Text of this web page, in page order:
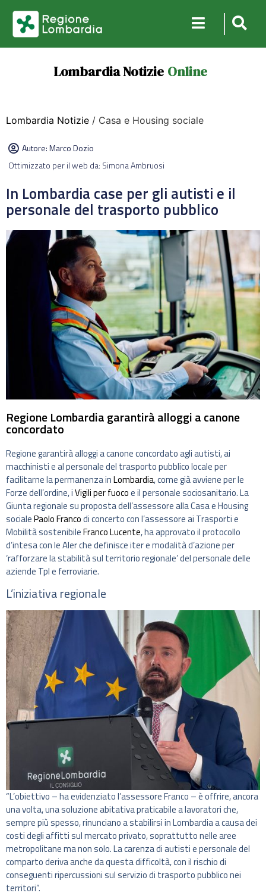
Lombardia Notizie Online
Lombardia Notizie / Casa e Housing sociale
Autore:Marco Dozio
Ottimizzato per il web da: Simona Ambruosi
In Lombardia case per gli autisti e il
personale del trasporto pubblico
Regione Lombardia garantirà alloggi a canone
concordato
Regione garantirà alloggi a canone concordato agli autisti, ai
macchinisti e al personale del trasporto pubblico locale per
facilitarne la permanenza inLombardia, come già avviene per le
Forze dell’ordine, iVigili per fuocoe il personale sociosanitario. La
Giunta regionale su proposta dell’assessore alla Casa e Housing
socialePaolo Francodi concerto con l’assessore ai Trasporti e
Mobilità sostenibileFranco Lucente, ha approvato il protocollo
d’intesa con le Aler che definisce iter e modalità d’azione per
‘rafforzare la stabilità sul territorio regionale’ del personale delle
aziende Tpl e ferroviarie.
L’iniziativa regionale
“L’obiettivo – ha evidenziato l’assessore Franco – è offrire, ancora
una volta, una soluzione abitativa praticabile a lavoratori che,
sempre più spesso, rinunciano a stabilirsi in Lombardia a causa dei
costi degli affitti sul mercato privato, soprattutto nelle aree
metropolitane ma non solo. La carenza di autisti e personale del
comparto deriva anche da questa difficoltà, con il rischio di
conseguenti ripercussioni sul servizio di trasporto pubblico nei
territori”.